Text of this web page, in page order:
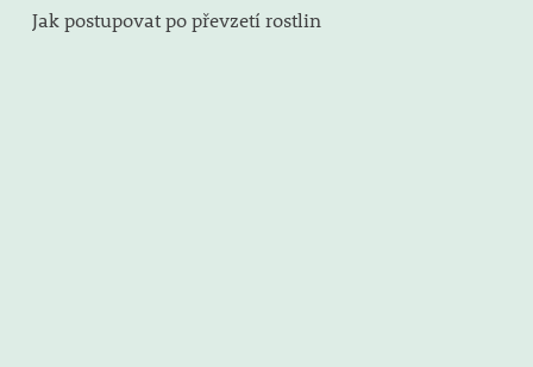
Jak postupovat po převzetí rostlin